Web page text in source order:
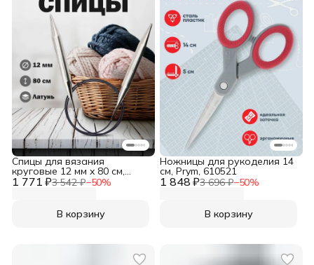
1 771 ₽3 542 ₽−50%
Спицы для вязания
круговые 12 мм x 80 см,
Prym, 212244
В корзину
1 848 ₽3 696 ₽−50%
Ножницы для рукоделия 14
см, Prym, 610521
В корзину